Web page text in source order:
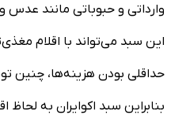
وارداتی و حبوباتی مانند عدس و
این سبد می‌تواند با اقلام
حداقلی بودن هزینه‌ها، چنین
بنابراین سبد اکوایران به